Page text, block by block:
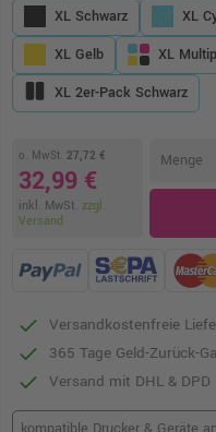
XL Schwarz XL
XL Gelb
XL
XL 2er-Pack Schwarz
o. MwSt. 27,72 €
32,99 €
inkl. MwSt. zzgl.
Versand
Menge
Versandkostenfreie
365 Tage Geld-Zurück-
Versand mit DHL & DPD